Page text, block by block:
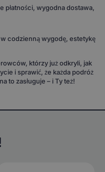
płatności, wygodna dostawa,
codzienną wygodę, estetykę
którzy już odkryli, jak
i sprawić, że każda podróż
to zasługuje – i Ty też!